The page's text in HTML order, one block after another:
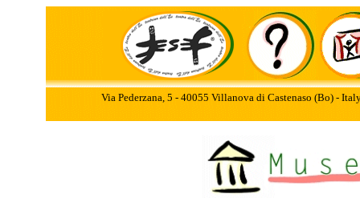
Via Pederzana, 5 - 40055 Villanova di Castenaso (Bo) -